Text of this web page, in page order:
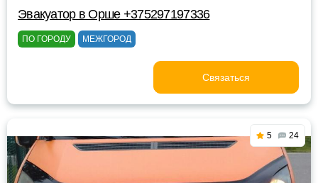
Эвакуатор в Орше +375297197336
ПО ГОРОДУ МЕЖГОРОД
Связаться
5 24